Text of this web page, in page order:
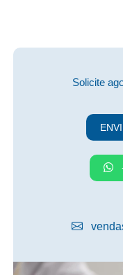
Solicite